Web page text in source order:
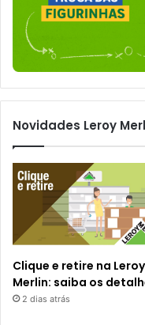
Novidades Leroy
Clique e retire na Leroy
Merlin: saiba os
2 dias atrás